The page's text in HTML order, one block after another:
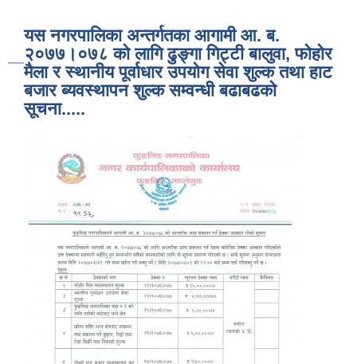
यस नगरपालिका अन्तर्गतका आगामी आ. ब.
२०७७।०७८ को लागि ढुङ्गा गिट्टी बालुवा, फोहोर
मैला र स्थानीय पूर्वाधार उपयोग सेवा शुल्क तथा हाट
बजार ब्यवस्थापन शुल्क सम्वन्धी बढाबढको
सूचना.....